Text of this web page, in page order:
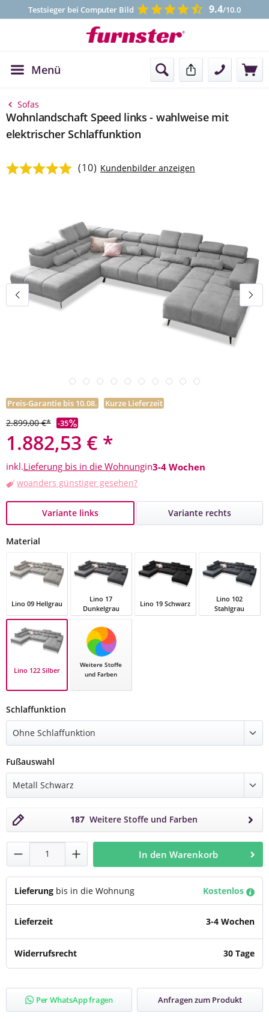
Testsieger bei Computer Bild 9.4/10.0
Menü Kontakt
Sofas
Wohnlandschaft Speed links - wahlweise mit
elektrischer Schlaffunktion
Durchschnittliche Bewertung von 5 von 5 Sternen
(10) Kundenbilder anzeigen
1.882,53 € *
Preis-Garantie bis 10.08. Kurze Lieferzeit
2.899,00 €* -35
inkl.Lieferung bis in die Wohnungin3-4 Wochen
woanders günstiger gesehen?
Variante links Variante rechts
Material
Lino 09 Hellgrau
Lino 09 Hellgrau
Lino 17
Dunkelgrau
Lino 17 Dunkelgrau
Lino 19 Schwarz
Lino 19 Schwarz
Lino 102
Stahlgrau
Lino 102
Lino 122 Silber
Weitere Stoffe
und Farben
Schlaffunktion
Fußauswahl
187 Weitere Stoffe und Farben
Produkt Anzahl: Gib den gewünschten
In den Warenkorb
Lieferung bis in die Wohnung Kostenlos
Lieferzeit 3-4 Wochen
Widerrufsrecht 30 Tage
Per WhatsApp fragen Anfragen zum Produkt